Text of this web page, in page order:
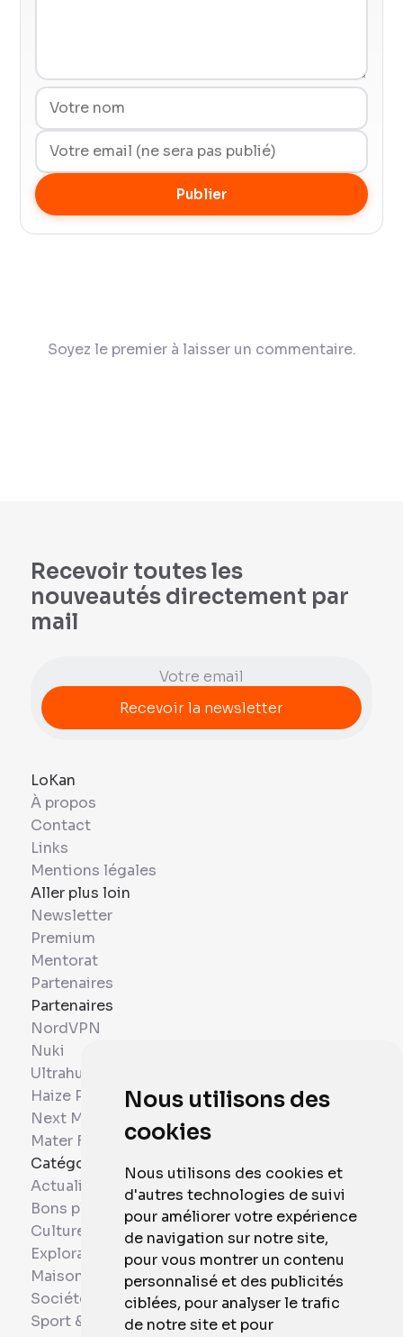
Nous utilisons des
cookies
Nous utilisons des cookies et
d'autres technologies de suivi
pour améliorer votre expérience
de navigation sur notre site,
pour vous montrer un contenu
personnalisé et des publicités
ciblées, pour analyser le trafic
de notre site et pour
Publier
Soyez le premier à laisser un commentaire.
Recevoir toutes les
nouveautés directement par
mail
LoKan
À propos
Contact
Links
Mentions légales
Aller plus loin
Newsletter
Premium
Mentorat
Partenaires
Partenaires
NordVPN
Nuki
Ultrahuman
Haize Project
Next Mobiles
Mater France
Catégories
Actualités
Bons plans
Culture
Exploration
Maison et Domotique
Société
Sport & Santé